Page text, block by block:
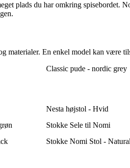
plads du har omkring spisebordet.
materialer. En enkel model kan være
Classic pude - nordic grey
Nesta højstol - Hvid
Stokke Sele til Nomi
Stokke Nomi Stol -